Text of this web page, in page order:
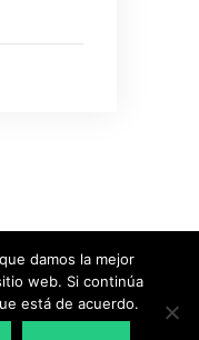
damos la mejor
web. Si continúa
está de acuerdo.